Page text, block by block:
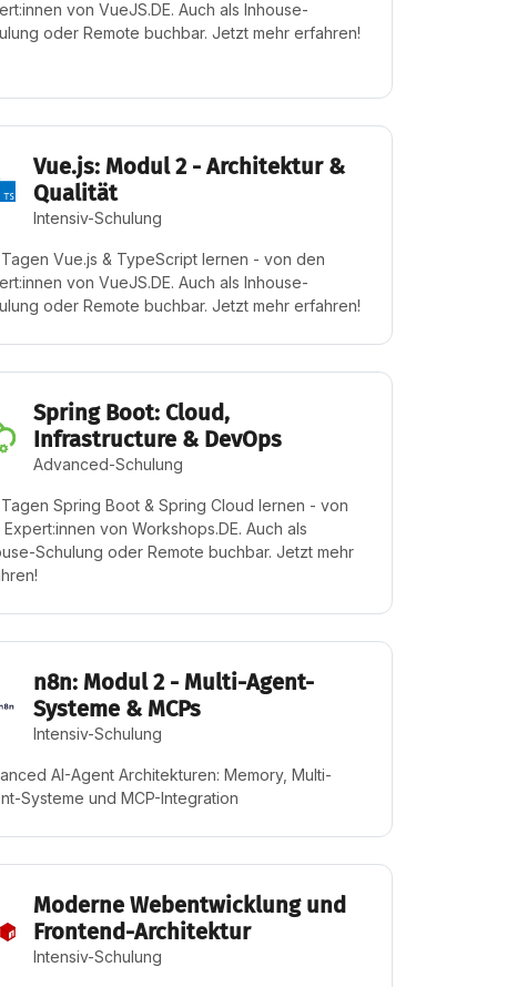
von VueJS.DE. Auch als Inhouse-
oder Remote buchbar. Jetzt mehr erfahren!
Vue.js: Modul 2 - Architektur &
Qualität
Intensiv-Schulung
Vue.js & TypeScript lernen - von den
von VueJS.DE. Auch als Inhouse-
oder Remote buchbar. Jetzt mehr erfahren!
Spring Boot: Cloud,
Infrastructure & DevOps
Advanced-Schulung
Spring Boot & Spring Cloud lernen - von
von Workshops.DE. Auch als
Schulung oder Remote buchbar. Jetzt mehr
n8n: Modul 2 - Multi-Agent-
Systeme & MCPs
Intensiv-Schulung
AI-Agent Architekturen: Memory, Multi-
Systeme und MCP-Integration
Moderne Webentwicklung und
Frontend-Architektur
Intensiv-Schulung